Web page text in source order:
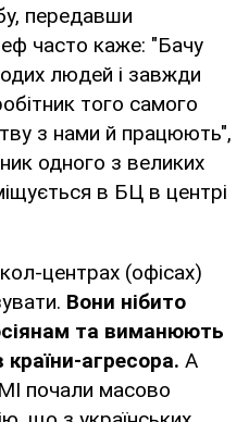
передавши
часто каже: "Бачу
людей і завжди
того самого
з нами й працюють",
одного з великих
в БЦ в центрі
центрах (офісах)
Вони нібито
та виманюють
країни-агресора. А
почали масово